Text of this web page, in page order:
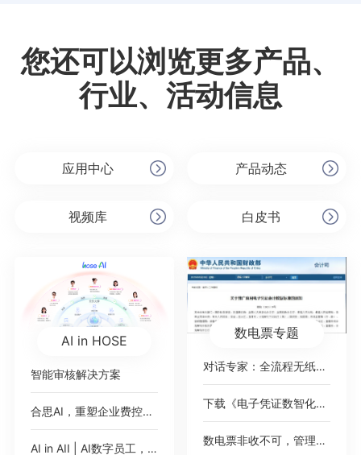
您还可以浏览更多产品、
行业、活动信息
应用中心 产品动态
视频库 白皮书
AI in HOSE
智能审核解决方案
合思AI，重塑企业费控范式
AI in AII | AI数字员工，即将加入你的公司
数电票专题
对话专家：全流程无纸化，破局数电票
下载《电子凭证数智化无需报销绿皮书》
数电票非收不可，管理难题如何绕过？